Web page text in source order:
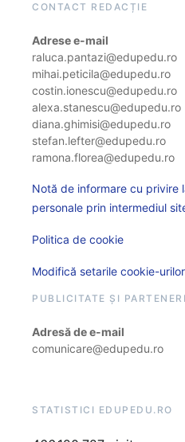
CONTACT REDACȚIE
Adrese e-mail
raluca.pantazi@edupedu.ro
mihai.peticila@edupedu.ro
costin.ionescu@edupedu.ro
alexa.stanescu@edupedu.ro
diana.ghimisi@edupedu.ro
stefan.lefter@edupedu.ro
ramona.florea@edupedu.ro
Notă de informare cu privire
personale prin intermediul
Politica de cookie
Modifică setarile cookie-urilor
PUBLICITATE ȘI
Adresă de e-mail
comunicare@edupedu.ro
STATISTICI EDUPEDU.RO